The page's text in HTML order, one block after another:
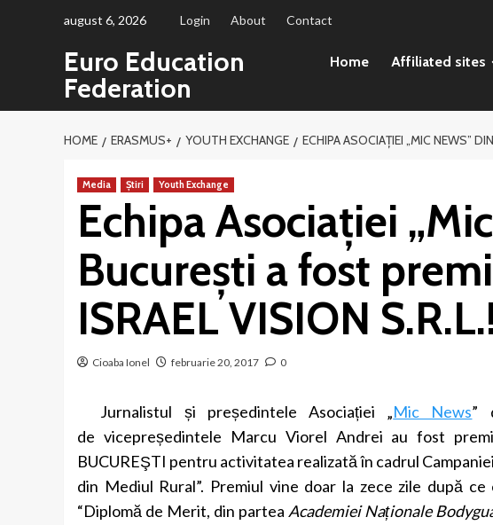
august 6, 2026 Login About Contact
Euro Education
Federation
Home Affiliated sites
HOME ERASMUS+ YOUTH EXCHANGE ECHIPA ASOCIAȚIEI „MIC NEWS”
Media Știri Youth Exchange
Echipa Asociației
Bucureşti a fost
ISRAEL VISION
Cioaba Ionel februarie 20, 2017 0
Jurnalistul și președintele Asociației „Mic News”
de vicepreședintele Marcu Viorel Andrei au fost
BUCUREŞTI pentru activitatea realizată în cadrul
din Mediul Rural”. Premiul vine doar la zece zile după
“Diplomă de Merit, din partea Academiei Naționale